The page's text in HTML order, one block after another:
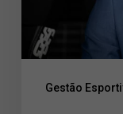
Gestão
Série
A